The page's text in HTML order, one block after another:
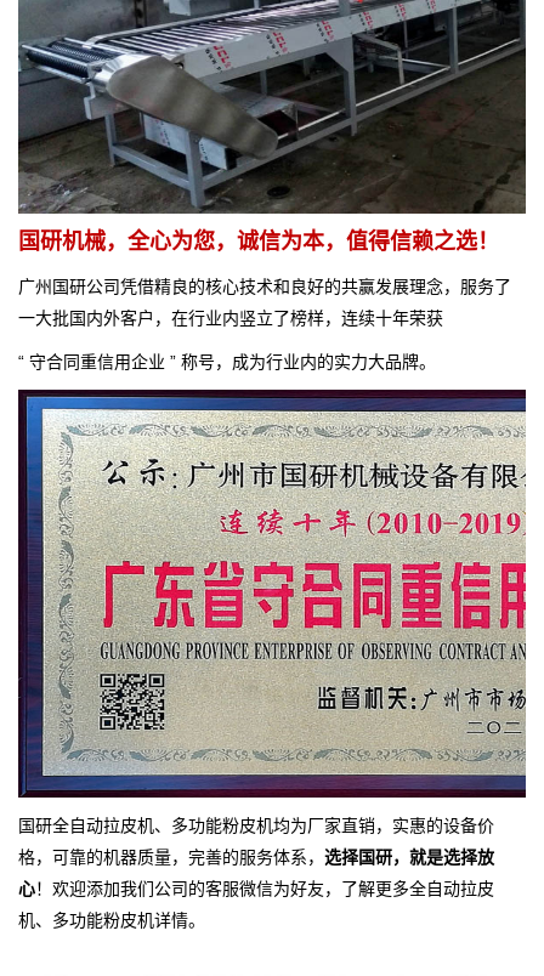
国研机械，全心为您，诚信为本，值得信赖之选！
广州国研公司凭借精良的核心技术和良好的共赢发展理念，服务了
一大批国内外客户，在行业内竖立了榜样，连续十年荣获
“ 守合同重信用企业 ” 称号，成为行业内的实力大品牌。
国研全自动拉皮机、多功能粉皮机均为厂家直销，实惠的设备价
格，可靠的机器质量，完善的服务体系， 选择国研，就是选择放
心！ 欢迎添加我们公司的客服微信为好友，了解更多全自动拉皮
机、多功能粉皮机详情。